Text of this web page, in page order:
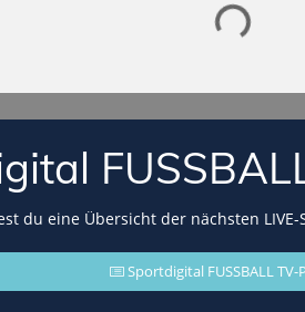
du eine Übersicht der nächsten
Sportdigital FUSSBALL